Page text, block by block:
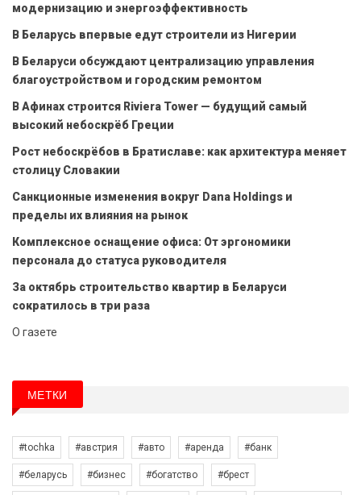
модернизацию и энергоэффективность
В Беларусь впервые едут строители из Нигерии
В Беларуси обсуждают централизацию управления
благоустройством и городским ремонтом
В Афинах строится Riviera Tower — будущий самый
высокий небоскрёб Греции
Рост небоскрёбов в Братиславе: как архитектура меняет
столицу Словакии
Санкционные изменения вокруг Dana Holdings и
пределы их влияния на рынок
Комплексное оснащение офиса: От эргономики
персонала до статуса руководителя
За октябрь строительство квартир в Беларуси
сократилось в три раза
О газете
МЕТКИ
#tochka #австрия #авто #аренда #банк
#беларусь #бизнес #богатство #брест